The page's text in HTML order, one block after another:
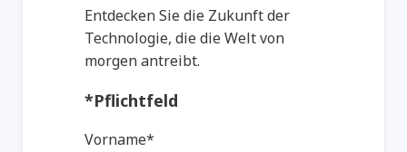
Entdecken Sie die Zukunft der
Technologie, die die Welt von
morgen antreibt.
*Pflichtfeld
Vorname*